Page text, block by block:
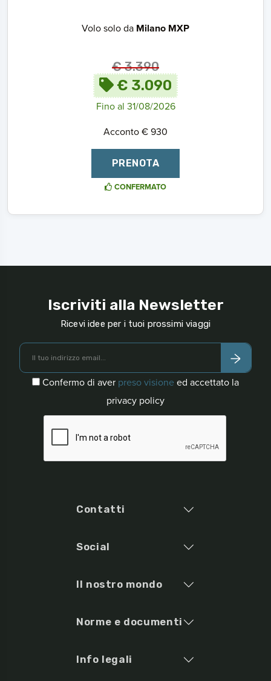
Volo solo da Milano MXP
€ 3.390
€ 3.090
Fino al 31/08/2026
Acconto € 930
PRENOTA
CONFERMATO
Iscriviti alla Newsletter
Ricevi idee per i tuoi prossimi viaggi
Confermo di aver preso visione ed accettato la
privacy policy
Contatti
Social
Il nostro mondo
Norme e documenti
Info legali